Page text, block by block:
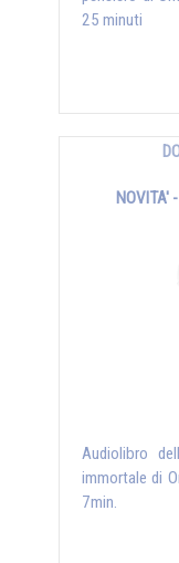
25 minuti
NOVITA'
Audiolibro
immortale di
7min.